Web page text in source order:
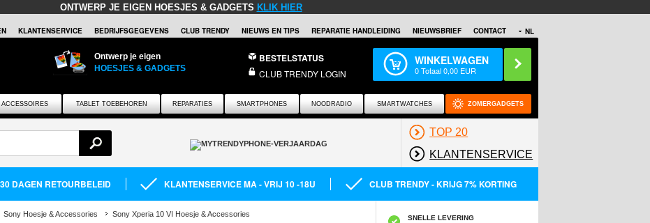
ONTWERP JE EIGEN HOESJES & GADGETS KLIK HIER
NL
KLANTENSERVICE BEDRIJFSGEGEVENS CLUB TRENDY NIEUWS EN TIPS REPARATIE HANDLEIDING NIEUWSBRIEF CONTACT
Ontwerp je eigen
HOESJES & GADGETS
BESTELSTATUS
CLUB TRENDY LOGIN
WINKELWAGEN
0Totaal0,00 EUR
TABLET TOEBEHOREN REPARATIES SMARTPHONES NOODRADIO SMARTWATCHES ZOMERGADGETS
TOP 20
KLANTENSERVICE
30 DAGEN RETOURBELEID KLANTENSERVICE MA - VRIJ 10 -18U CLUB TRENDY - KRIJG 7% KORTING
Sony Hoesje & Accessories Sony Xperia 10 VI Hoesje & Accessories SNELLE LEVERING